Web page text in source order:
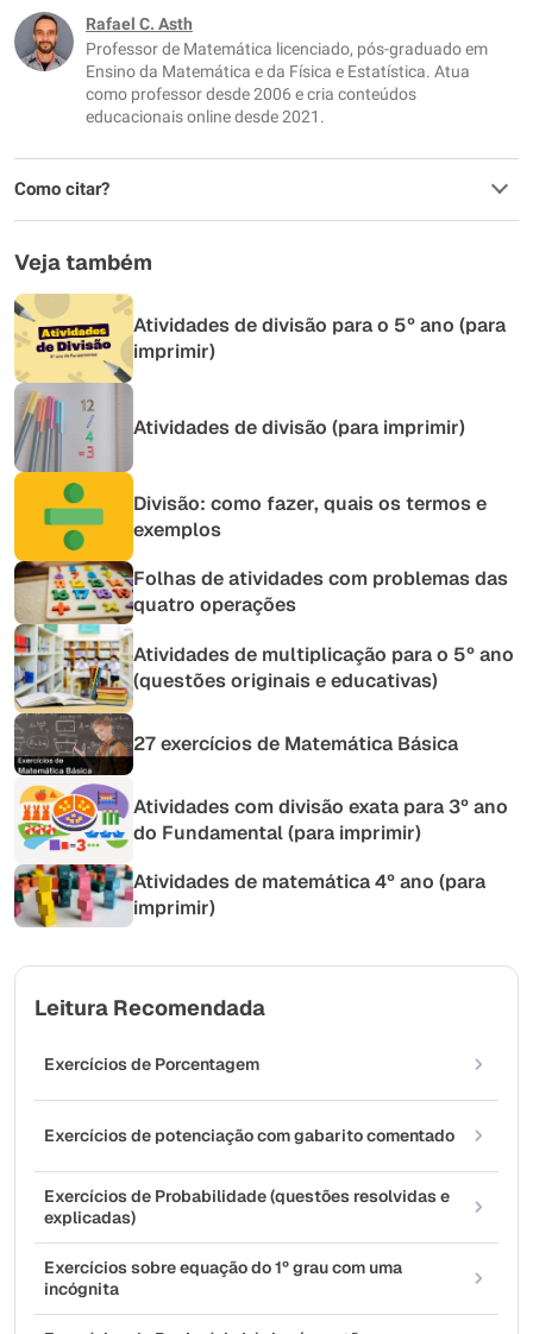
Este conteúdo não tem a informação que procuro
Outro
Rafael C. Asth
Professor de Matemática licenciado, pós-graduado em
Ensino da Matemática e da Física e Estatística. Atua
como professor desde 2006 e cria conteúdos
educacionais online desde 2021.
Como citar?
Veja também
Atividades de divisão para o 5º ano (para
imprimir)
Atividades de divisão (para imprimir)
Divisão: como fazer, quais os termos e
exemplos
Folhas de atividades com problemas das
quatro operações
Atividades de multiplicação para o 5º ano
(questões originais e educativas)
27 exercícios de Matemática Básica
Atividades com divisão exata para 3º ano
do Fundamental (para imprimir)
Atividades de matemática 4º ano (para
imprimir)
Leitura Recomendada
Exercícios de Porcentagem
Exercícios de potenciação com gabarito comentado
Exercícios de Probabilidade (questões resolvidas e
explicadas)
Exercícios sobre equação do 1º grau com uma
incógnita